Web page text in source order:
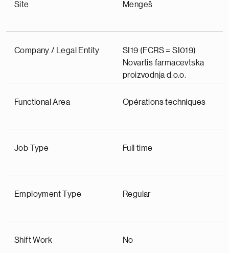
Site Mengeš
Company / Legal Entity
SI19 (FCRS = SI019)
Novartis farmacevtska
proizvodnja d.o.o.
Functional Area Opérations techniques
Job Type Full time
Employment Type Regular
Shift Work No